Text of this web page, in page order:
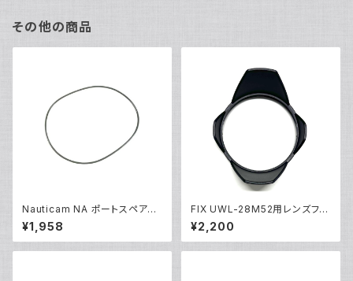
その他の商品
Nauticam NA ポートスペアO
リング90143 [20869]
¥1,958
FIX UWL-28M52用レンズフー
ド [部品]
¥2,200